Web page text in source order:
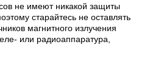
не имеют никакой защиты
старайтесь не оставлять
магнитного излучения
или радиоаппаратура,